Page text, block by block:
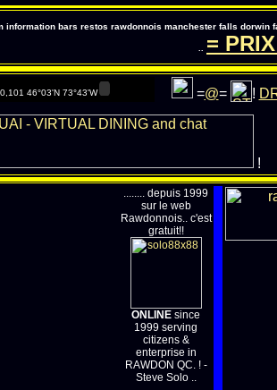
information bars restos rawdonnois manchester falls dorwin
=
46°03'N 73°43'W =@= !
!
........ depuis 1999
sur le web
Rawdonnois.. c'est
gratuit!!
ONLINE since
1999 serving
citizens &
enterprise in
RAWDON QC. ! -
Steve Solo ..